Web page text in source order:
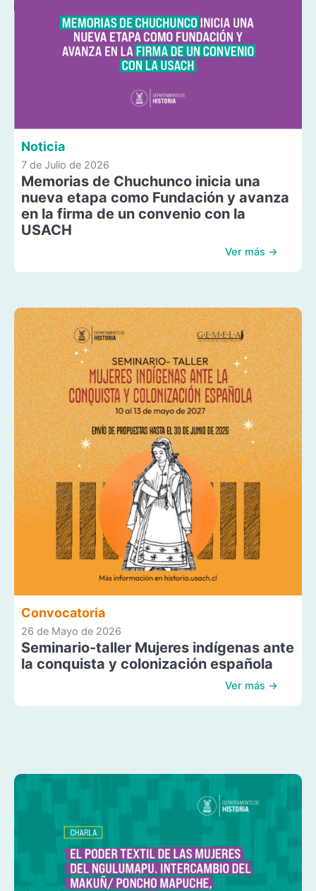
Noticia
7 de Julio de 2026
Memorias de Chuchunco inicia una
nueva etapa como Fundación y avanza
en la firma de un convenio con la
USACH
Ver más →
Convocatoria
26 de Mayo de 2026
Seminario-taller Mujeres indígenas ante
la conquista y colonización española
Ver más →